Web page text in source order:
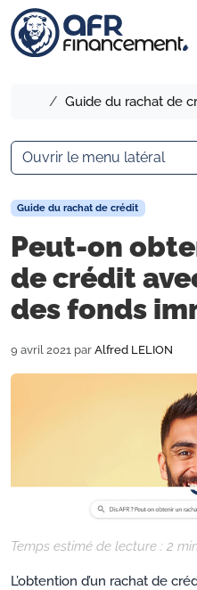
Accueil
Guide du rachat de
Guide du rachat de crédit
Peut-on
de crédit
des fonds
9 avril 2021 par Alfred LELION
Temps estimé de lecture : 2
L’obtention d’un rachat de
Ouvrir le menu latéral